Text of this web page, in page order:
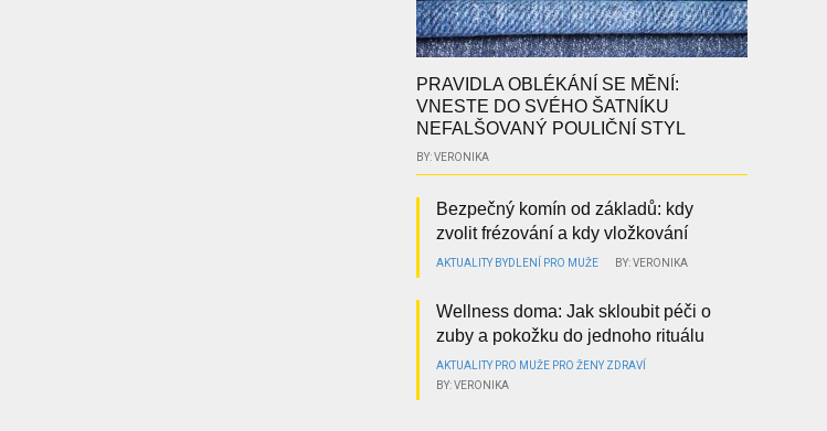
PRAVIDLA OBLÉKÁNÍ SE MĚNÍ:
VNESTE DO SVÉHO ŠATNÍKU
NEFALŠOVANÝ POULIČNÍ STYL
BY: VERONIKA
Bezpečný komín od základů: kdy
zvolit frézování a kdy vložkování
AKTUALITY BYDLENÍ PRO MUŽE BY: VERONIKA
Wellness doma: Jak skloubit péči o
zuby a pokožku do jednoho rituálu
AKTUALITY PRO MUŽE PRO ŽENY ZDRAVÍ
BY: VERONIKA